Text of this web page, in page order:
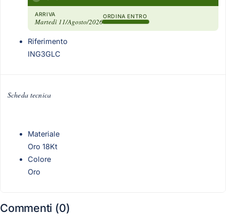
ARRIVA
Martedì 11/Agosto/2026
ORDINA ENTRO
Riferimento
ING3GLC
Scheda tecnica
Materiale
Oro 18Kt
Colore
Oro
Commenti (0)